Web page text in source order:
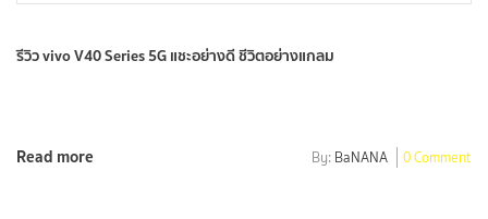
รีวิว vivo V40 Series 5G แชะอย่างดี ชีวิตอย่างแกลม
Read more By: BaNANA 0 Comment